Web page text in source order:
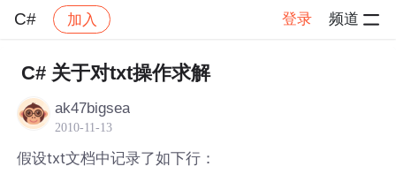
C# 加入 登录 频道
社区 C# 帖子详情
C# 关于对txt操作求解
ak47bigsea
2010-11-13
假设txt文档中记录了如下行：